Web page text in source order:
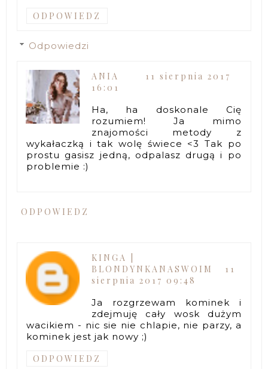
ODPOWIEDZ
Odpowiedzi
ANIA
11 sierpnia 2017
16:01
Ha, ha doskonale Cię
rozumiem! Ja mimo
znajomości metody z
wykałaczką i tak wolę świece <3 Tak po
prostu gasisz jedną, odpalasz drugą i po
problemie :)
ODPOWIEDZ
KINGA |
BLONDYNKANASWOIM
11
sierpnia 2017 09:48
Ja rozgrzewam kominek i
zdejmuję cały wosk dużym
wacikiem - nic sie nie chlapie, nie parzy, a
kominek jest jak nowy ;)
ODPOWIEDZ